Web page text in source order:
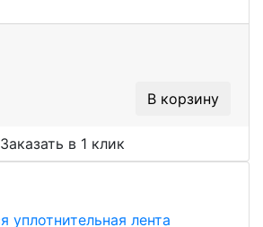
В корзину
Заказать в 1 клик